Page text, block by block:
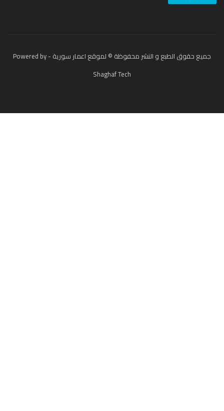
جميع حقوق الطبع و النشر محفوظة © لموقع اعمار سورية - Powered by
Shaghaf Tech